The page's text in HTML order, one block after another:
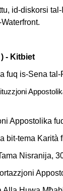
id-diskorsi
- Kitbiet
fuq is-Sena tal-
Appostolika
bit-tema Karità
Nisranija,